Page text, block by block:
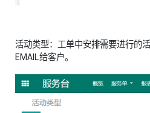
活动类型：工单中安排需要进行的
EMAIL给客户。